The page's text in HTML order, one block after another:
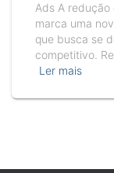
Ads A
marca uma
que busca se
competitivo.
Ler mais